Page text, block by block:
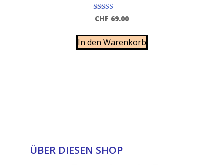
Bewertet mit
5.00
CHF 69.00
In den Warenkorb
ÜBER DIESEN SHOP